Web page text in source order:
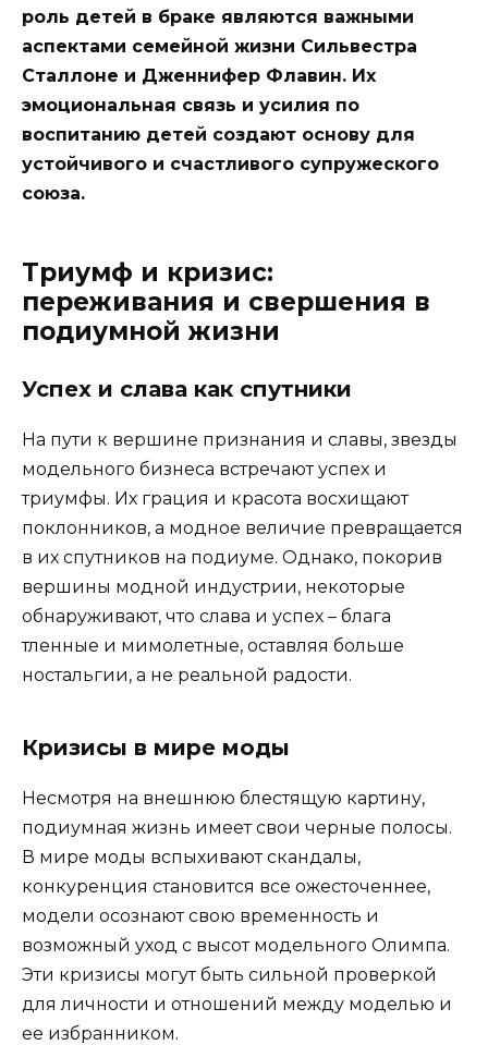
роль детей в браке являются важными
аспектами семейной жизни Сильвестра
Сталлоне и Дженнифер Флавин. Их
эмоциональная связь и усилия по
воспитанию детей создают основу для
устойчивого и счастливого супружеского
союза.
Триумф и кризис:
переживания и свершения в
подиумной жизни
Успех и слава как спутники
На пути к вершине признания и славы, звезды
модельного бизнеса встречают успех и
триумфы. Их грация и красота восхищают
поклонников, а модное величие превращается
в их спутников на подиуме. Однако, покорив
вершины модной индустрии, некоторые
обнаруживают, что слава и успех – блага
тленные и мимолетные, оставляя больше
ностальгии, а не реальной радости.
Кризисы в мире моды
Несмотря на внешнюю блестящую картину,
подиумная жизнь имеет свои черные полосы.
В мире моды вспыхивают скандалы,
конкуренция становится все ожесточеннее,
модели осознают свою временность и
возможный уход с высот модельного Олимпа.
Эти кризисы могут быть сильной проверкой
для личности и отношений между моделью и
ее избранником.